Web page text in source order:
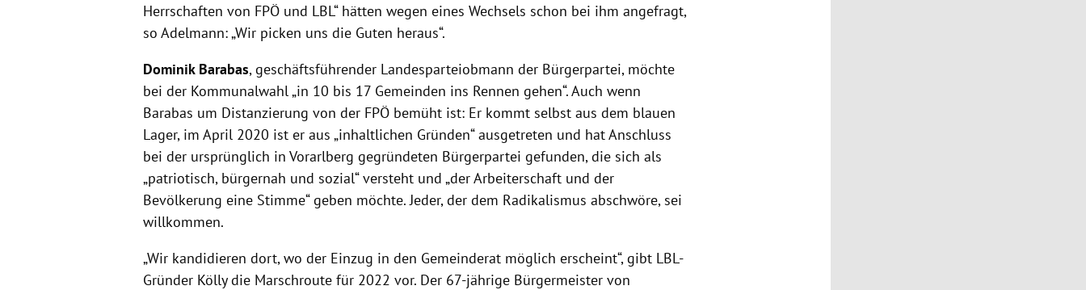
Herrschaften von FPÖ und LBL“ hätten wegen eines Wechsels schon bei ihm angefragt,
so Adelmann: „Wir picken uns die Guten heraus“.
Dominik Barabas, geschäftsführender Landesparteiobmann der Bürgerpartei, möchte
bei der Kommunalwahl „in 10 bis 17 Gemeinden ins Rennen gehen“. Auch wenn
Barabas um Distanzierung von der FPÖ bemüht ist: Er kommt selbst aus dem blauen
Lager, im April 2020 ist er aus „inhaltlichen Gründen“ ausgetreten und hat Anschluss
bei der ursprünglich in Vorarlberg gegründeten Bürgerpartei gefunden, die sich als
„patriotisch, bürgernah und sozial“ versteht und „der Arbeiterschaft und der
Bevölkerung eine Stimme“ geben möchte. Jeder, der dem Radikalismus abschwöre, sei
willkommen.
„Wir kandidieren dort, wo der Einzug in den Gemeinderat möglich erscheint“, gibt LBL-
Gründer Kölly die Marschroute für 2022 vor. Der 67-jährige Bürgermeister von